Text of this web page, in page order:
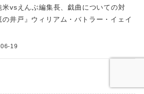
米vsえんぶ編集長、戯曲についての対
の井戸』ウィリアム・バトラー・イェイ
19